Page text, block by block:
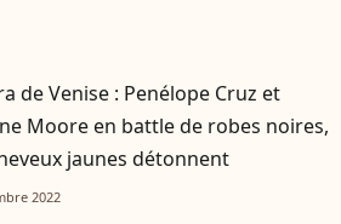
de Venise : Penélope Cruz et
Moore en battle de robes noires,
jaunes détonnent
2022